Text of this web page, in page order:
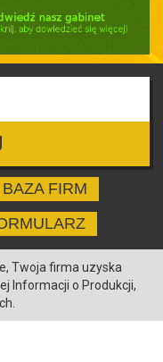
BAZA FIRM
Twoja firma uzyska
Informacji o Produkcji,